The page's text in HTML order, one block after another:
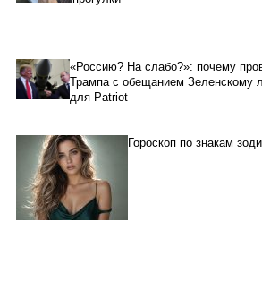
«Россию? На слабо?»: почему
Трампа с обещанием Зеленскому
для Patriot
Гороскоп по знакам